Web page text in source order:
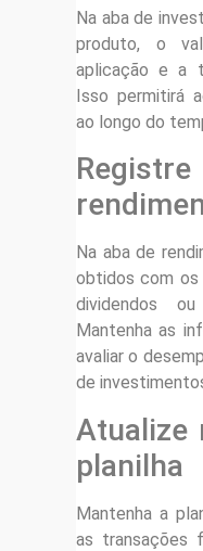
Na aba de
produto, o
aplicação e a
Isso permitirá
ao longo do
Na aba de
obtidos com os
dividendos
Mantenha as
avaliar o
de
Atualize
planilha
Mantenha a
as transações